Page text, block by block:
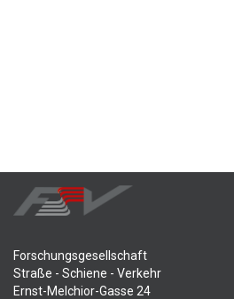
Forschungsgesellschaft
Straße - Schiene - Verkehr
Ernst-Melchior-Gasse 24